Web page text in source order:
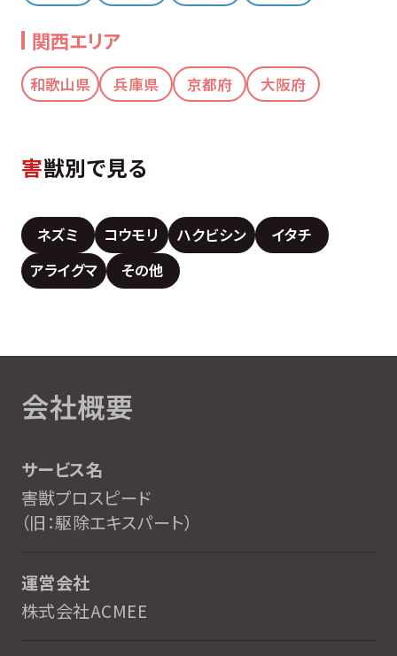
関西エリア
和歌山県 兵庫県 京都府 大阪府
害獣別で見る
ネズミ コウモリ ハクビシン
イタチ
アライグマ
その他
会社概要
サービス名
害獣プロスピード
（旧：駆除エキスパート）
運営会社
株式会社ACMEE